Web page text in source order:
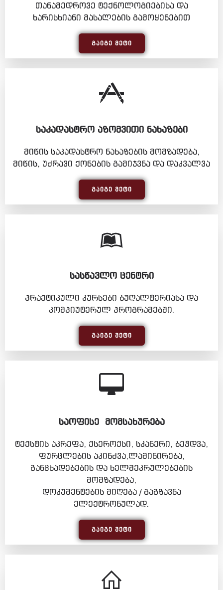
თანამედროვე ტექნოლოგიებისა და
ხარისხიანი მასალების გამოყენებით
ᲒᲐᲘᲒᲔ ᲛᲔᲢᲘ
ᲡᲐᲙᲐᲓᲐᲡᲢᲠᲝ ᲐᲖᲝᲛᲕᲘᲗᲘ ᲜᲐᲮᲐᲖᲔᲑᲘ
მიწის საკადასტრო ნახაზების მომზადება,
მიწის, უძრავი ქონების გამიჯვნა და დაკვალვა
ᲒᲐᲘᲒᲔ ᲛᲔᲢᲘ
ᲡᲐᲡᲬᲐᲕᲚᲝ ᲪᲔᲜᲢᲠᲘ
პრაქტიკული კურსები ბუღალტერიასა და
კომპიუტერულ პროგრამებში.
ᲒᲐᲘᲒᲔ ᲛᲔᲢᲘ
ᲡᲐᲝᲤᲘᲡᲔ ᲛᲝᲛᲡᲐᲮᲣᲠᲔᲑᲐ
ტექსტის აკრეფა, ქსეროქსი, სკანერი, ბეჭდვა,
ფურცლების აკინძვა,ლამინირება,
განცხადებების და ხელშეკრულებების
მომზადება,
დოკუმენტების მიღება / გაგზავნა
ელექტრონულად.
ᲒᲐᲘᲒᲔ ᲛᲔᲢᲘ